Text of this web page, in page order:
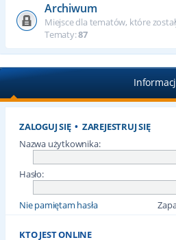
Archiwum
Miejsce dla tematów, które
Tematy:87
ZALOGUJ SIĘ• ZAREJESTRUJ SIĘ
Nazwa użytkownika:
Hasło:
Nie pamiętam hasła
KTO JEST ONLINE